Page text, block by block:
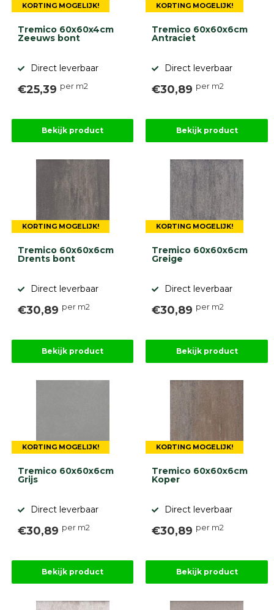
KORTING MOGELIJK!
Tremico 60x60x4cm
Zeeuws bont
Direct leverbaar
€25,39 per m2
Bekijk product
KORTING MOGELIJK!
Tremico 60x60x6cm
Antraciet
Direct leverbaar
€30,89 per m2
Bekijk product
KORTING MOGELIJK!
Tremico 60x60x6cm
Drents bont
Direct leverbaar
€30,89 per m2
Bekijk product
KORTING MOGELIJK!
Tremico 60x60x6cm
Greige
Direct leverbaar
€30,89 per m2
Bekijk product
KORTING MOGELIJK!
Tremico 60x60x6cm
Grijs
Direct leverbaar
€30,89 per m2
Bekijk product
KORTING MOGELIJK!
Tremico 60x60x6cm
Koper
Direct leverbaar
€30,89 per m2
Bekijk product